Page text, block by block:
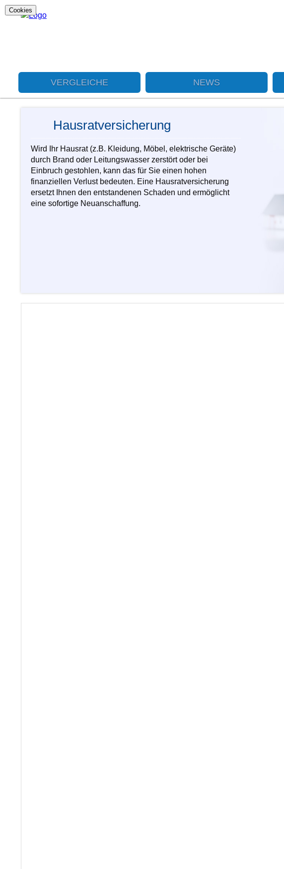
VERGLEICHE NEWS
Hausratversicherung
Wird Ihr Hausrat (z.B. Kleidung, Möbel, elektrische Geräte)
durch Brand oder Leitungswasser zerstört oder bei
Einbruch gestohlen, kann das für Sie einen hohen
finanziellen Verlust bedeuten. Eine Hausratversicherung
ersetzt Ihnen den entstandenen Schaden und ermöglicht
eine sofortige Neuanschaffung.
Cookies